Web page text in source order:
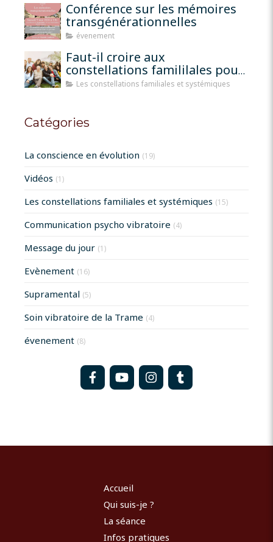
Conférence sur les mémoires
transgénérationnelles
évenement
Faut-il croire aux
constellations famililales pour
qu'elles fonctionnent?
Les constellations familiales et systémiques
Catégories
La conscience en évolution (19)
Vidéos (1)
Les constellations familiales et systémiques (15)
Communication psycho vibratoire (4)
Message du jour (1)
Evènement (16)
Supramental (5)
Soin vibratoire de la Trame (4)
évenement (8)
Accueil
Qui suis-je ?
La séance
Infos pratiques